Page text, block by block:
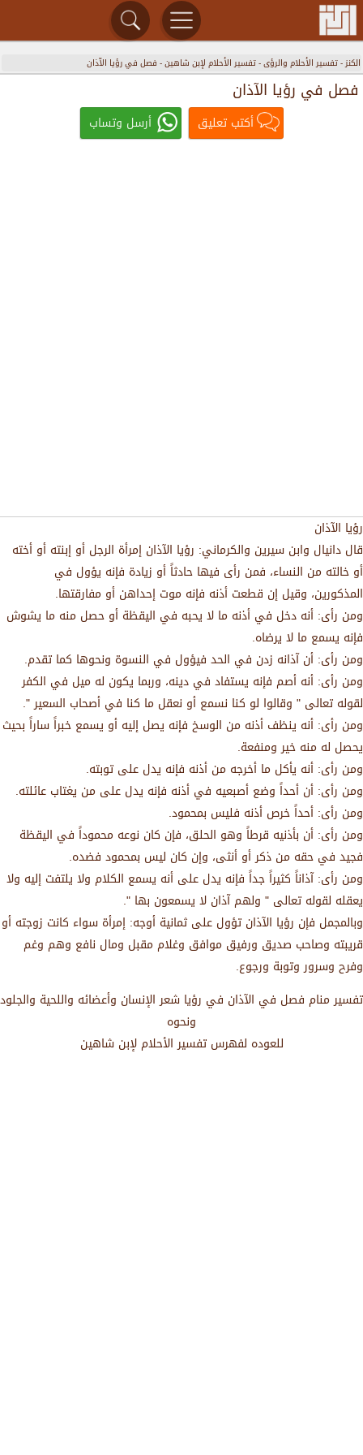
الكنز-تفسير الأحلام والرؤى-تفسير الأحلام لإبن شاهين- فصل في رؤيا الآذان
فصل في رؤيا الآذان
أكتب تعليق أرسل وتساب
رؤيا الآذان
قال دانيال وابن سيرين والكرماني: رؤيا الآذان إمرأة الرجل أو إبنته أو أخته
أو خالته من النساء، فمن رأى فيها حادثاً أو زيادة فإنه يؤول في
المذكورين، وقيل إن قطعت أذنه فإنه موت إحداهن أو مفارقتها.
ومن رأى: أنه دخل في أذنه ما لا يحبه في اليقظة أو حصل منه ما يشوش
فإنه يسمع ما لا يرضاه.
ومن رأى: أن آذانه زدن في الحد فيؤول في النسوة ونحوها كما تقدم.
ومن رأى: أنه أصم فإنه يستفاد في دينه، وربما يكون له ميل في الكفر
لقوله تعالى " وقالوا لو كنا نسمع أو نعقل ما كنا في أصحاب السعير ".
ومن رأى: أنه ينظف أذنه من الوسخ فإنه يصل إليه أو يسمع خبراً ساراً بحيث
يحصل له منه خير ومنفعة.
ومن رأى: أنه يأكل ما أخرجه من أذنه فإنه يدل على توبته.
ومن رأى: أن أحداً وضع أصبعيه في أذنه فإنه يدل على من يغتاب عائلته.
ومن رأى: أحداً خرص أذنه فليس بمحمود.
ومن رأى: أن بأذنيه قرطاً وهو الحلق، فإن كان نوعه محموداً في اليقظة
فجيد في حقه من ذكر أو أنثى، وإن كان ليس بمحمود فضده.
ومن رأى: آذاناً كثيراً جداً فإنه يدل على أنه يسمع الكلام ولا يلتفت إليه ولا
يعقله لقوله تعالى " ولهم آذان لا يسمعون بها ".
وبالمجمل فإن رؤيا الآذان تؤول على ثمانية أوجه: إمرأة سواء كانت زوجته أو
قريبته وصاحب صديق ورفيق موافق وغلام مقبل ومال نافع وهم وغم
وفرح وسرور وتوبة ورجوع.
تفسير منام فصل في الآذان في رؤيا شعر الإنسان وأعضائه واللحية والجلود
ونحوه
للعوده لفهرس تفسير الأحلام لإبن شاهين